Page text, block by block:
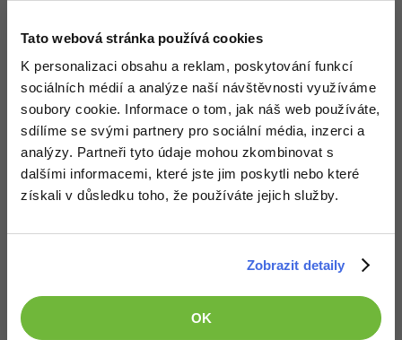
Tato webová stránka používá cookies
K personalizaci obsahu a reklam, poskytování funkcí
sociálních médií a analýze naší návštěvnosti využíváme
soubory cookie. Informace o tom, jak náš web používáte,
sdílíme se svými partnery pro sociální média, inzerci a
analýzy. Partneři tyto údaje mohou zkombinovat s
dalšími informacemi, které jste jim poskytli nebo které
získali v důsledku toho, že používáte jejich služby.
Zobrazit detaily
OK
WordPress
SEO -30%
Business
Adobe Lightroom
Adobe XD -15%
Adobe InDesign -25%
Adobe After Effects
Blender
Pro firmy
Mno to zrovna neřeší můj problém.
Učím se komponenty
Podle hlášky zřejmě nevidí Python...
Odpovídá na Neaktivní uživatel
Kit : 13.12.2013 20:27
uvidíš hned.
13.12.2013 20:54
Problém je, že chyba se vypíše až po překladu. A přeložený soubor